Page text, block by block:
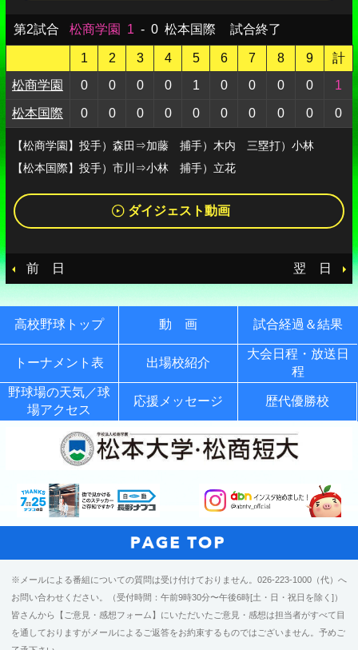
第2試合 松商学園 1 - 0 松本国際 試合終了
1 2 3 4 5 6 7 8 9
計
松商学園
0 0 0 0 1 0 0 0 0 1
松本国際 0 0 0 0 0 0 0 0 0 0
【松商学園】投手）森田⇒加藤 捕手）木内 三塁打）小林
【松本国際】投手）市川⇒小林 捕手）立花
ダイジェスト動画
前 日 翌 日
高校野球トップ 動 画 試合経過＆結果
トーナメント表 出場校紹介
大会日程・放送日
程
野球場の天気／球
場アクセス
応援メッセージ 歴代優勝校
※メールによる番組についての質問は受け付けておりません。026-223-1000（代）へ
お問い合わせください。（受付時間：午前9時30分〜午後6時[土・日・祝日を除く]）
皆さんから【ご意見・感想フォーム】にいただいたご意見・感想は担当者がすべて目
を通しておりますがメールによるご返答をお約束するものではございません。予めご